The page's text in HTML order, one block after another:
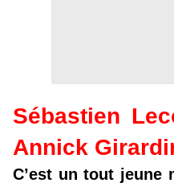
Sébastien
Annick
C’est un tout jeune